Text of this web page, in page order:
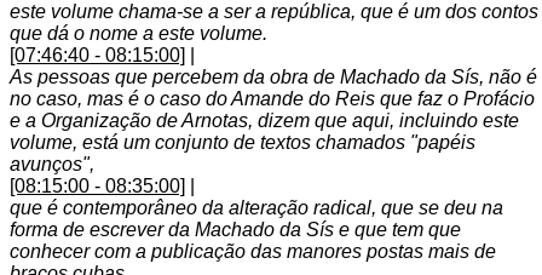
este volume chama-se a ser a república, que é um dos contos
que dá o nome a este volume.
[07:46:40 - 08:15:00]
As pessoas que percebem da obra de Machado da Sís, não é
no caso, mas é o caso do Amande do Reis que faz o Profácio
e a Organização de Arnotas, dizem que aqui, incluindo este
volume, está um conjunto de textos chamados "papéis
avunços",
[08:15:00 - 08:35:00]
que é contemporâneo da alteração radical, que se deu na
forma de escrever da Machado da Sís e que tem que
conhecer com a publicação das manores postas mais de